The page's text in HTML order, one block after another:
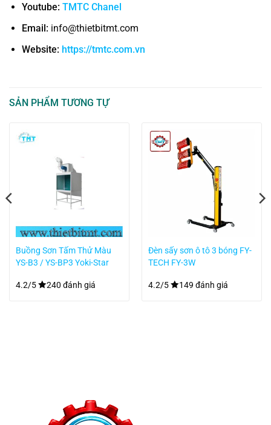
Youtube: TMTC Chanel
Email: info@thietbitmt.com
Website: https://tmtc.com.vn
SẢN PHẨM TƯƠNG TỰ
Buồng Sơn Tấm Thử Màu
YS-B3 / YS-BP3 Yoki-Star
4.2/5 240 đánh giá
Đèn sấy sơn ô tô 3 bóng FY-
TECH FY-3W
4.2/5 149 đánh giá